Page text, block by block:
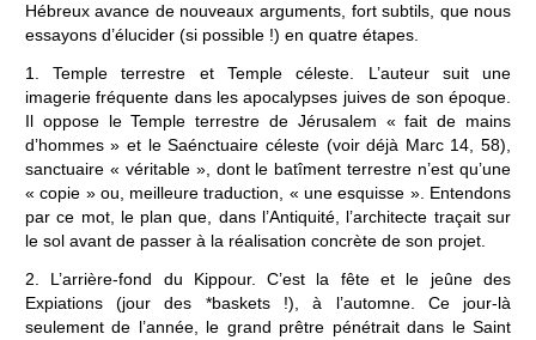
Hébreux avance de nouveaux arguments, fort subtils, que nous
essayons d’élucider (si possible !) en quatre étapes.
1. Temple terrestre et Temple céleste. L’auteur suit une
imagerie fréquente dans les apocalypses juives de son époque.
Il oppose le Temple terrestre de Jérusalem « fait de mains
d’hommes » et le Saénctuaire céleste (voir déjà Marc 14, 58),
sanctuaire « véritable », dont le batîment terrestre n’est qu’une
« copie » ou, meilleure traduction, « une esquisse ». Entendons
par ce mot, le plan que, dans l’Antiquité, l’architecte traçait sur
le sol avant de passer à la réalisation concrète de son projet.
2. L’arrière-fond du Kippour. C’est la fête et le jeûne des
Expiations (jour des *baskets !), à l’automne. Ce jour-là
seulement de l’année, le grand prêtre pénétrait dans le Saint